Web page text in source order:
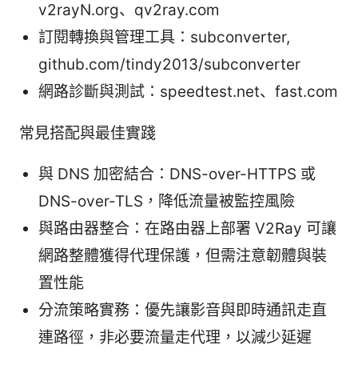
v2rayN.org、qv2ray.com
訂閱轉換與管理工具：subconverter,
github.com/tindy2013/subconverter
網路診斷與測試：speedtest.net、fast.com
常見搭配與最佳實踐
與 DNS 加密結合：DNS-over-HTTPS 或
DNS-over-TLS，降低流量被監控風險
與路由器整合：在路由器上部署 V2Ray 可讓
網路整體獲得代理保護，但需注意韌體與裝
置性能
分流策略實務：優先讓影音與即時通訊走直
連路徑，非必要流量走代理，以減少延遲